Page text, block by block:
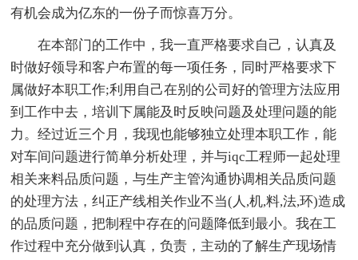
有机会成为亿东的一份子而惊喜万分。
在本部门的工作中，我一直严格要求自己，认真及
时做好领导和客户布置的每一项任务，同时严格要求下
属做好本职工作;利用自己在别的公司好的管理方法应用
到工作中去，培训下属能及时反映问题及处理问题的能
力。经过近三个月，我现也能够独立处理本职工作，能
对车间问题进行简单分析处理，并与iqc工程师一起处理
相关来料品质问题，与生产主管沟通协调相关品质问题
的处理方法，纠正产线相关作业不当(人,机,料,法,环)造成
的品质问题，把制程中存在的问题降低到最小。我在工
作过程中充分做到认真，负责，主动的了解生产现场情